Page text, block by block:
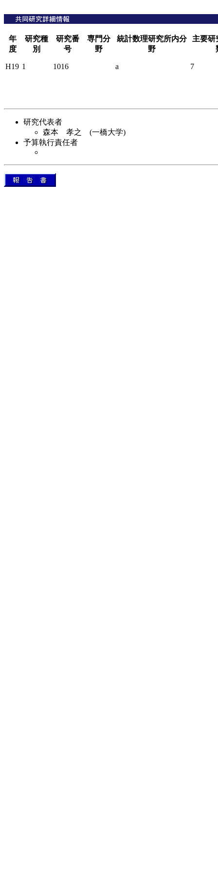
年
度
研究種
別
研究番
号
専門分
野
統計数理研究所内分
野
主要研
H19 1 1016 a 7
研究代表者
森本 孝之 (一橋大学)
予算執行責任者